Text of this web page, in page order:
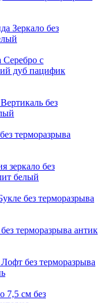
Зеркало без
Серебро с
дуб пацифик
без
терморазрыва
зеркало без
белый
без терморазрыва
терморазрыва антик
без терморазрыва
7,5 см без